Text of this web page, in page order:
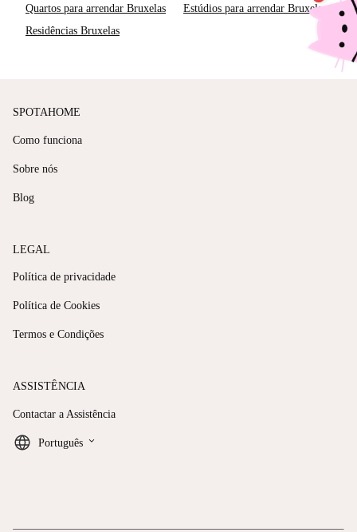
Quartos para arrendar Bruxelas
Estúdios para arrendar Bruxelas
Residências Bruxelas
SPOTAHOME
Como funciona
Sobre nós
Blog
LEGAL
Política de privacidade
Política de Cookies
Termos e Condições
ASSISTÊNCIA
Contactar a Assistência
Português keyboard_arrow_down